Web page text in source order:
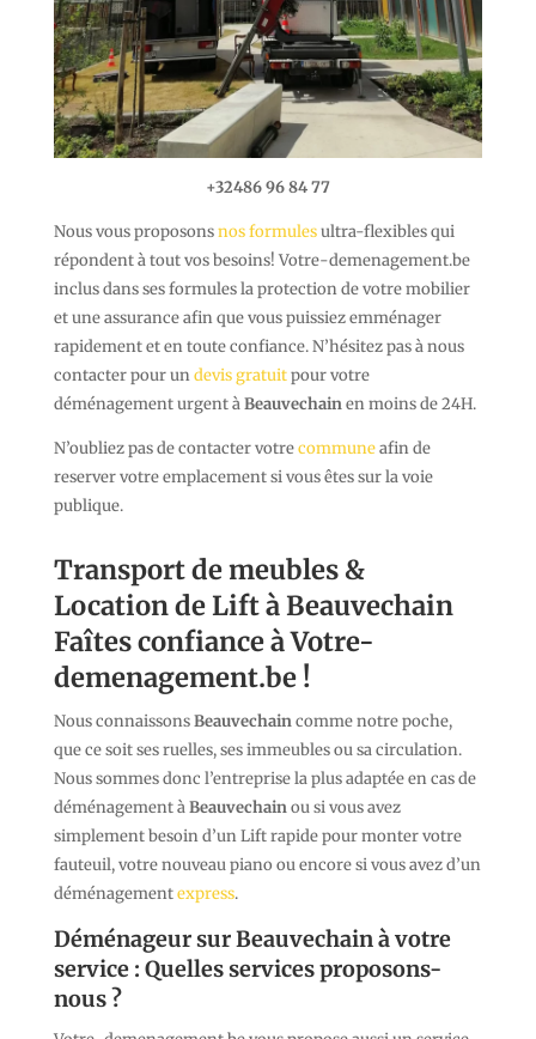
+32486 96 84 77
Nous vous proposonsnos formulesultra-flexibles qui
répondent à tout vos besoins! Votre-demenagement.be
inclus dans ses formules la protection de votre mobilier
et une assurance afin que vous puissiez emménager
rapidement et en toute confiance. N’hésitez pas à nous
contacter pour undevis gratuitpour votre
déménagement urgent àBeauvechainen moins de 24H.
N’oubliez pas de contacter votrecommuneafin de
reserver votre emplacement si vous êtes sur la voie
publique.
Transport de meubles &
Location de Lift à Beauvechain
Faîtes confiance à Votre-
demenagement.be !
Nous connaissonsBeauvechaincomme notre poche,
que ce soit ses ruelles, ses immeubles ou sa circulation.
Nous sommes donc l’entreprise la plus adaptée en cas de
déménagement àBeauvechainou si vous avez
simplement besoin d’un Lift rapide pour monter votre
fauteuil, votre nouveau piano ou encore si vous avez d’un
déménagementexpress.
Déménageur sur Beauvechain à votre
service : Quelles services proposons-
nous ?